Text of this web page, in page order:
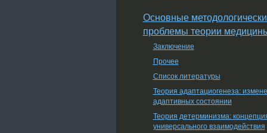
Основные
проблемы теории
Заключение
Прочее
Список литературы
Теория адаптациогенеза:
адаптивных состоянии
Теория детерминизма:
универсального взаимодействия